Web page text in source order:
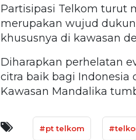
Partisipasi Telkom turut
merupakan wujud
khususnya di kawasan
Diharapkan perhelatan
citra baik bagi Indonesia
Kawasan Mandalika
#pt telkom